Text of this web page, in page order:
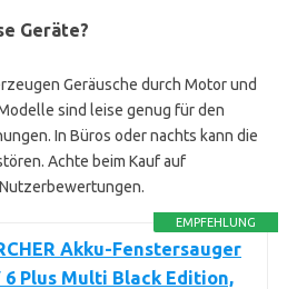
Geräte?
Geräusche durch Motor und
sind leise genug für den
In Büros oder nachts kann die
Achte beim Kauf auf
EMPFEHLUNG
Akku-Fenstersauger
6 Plus Multi Black Edition,